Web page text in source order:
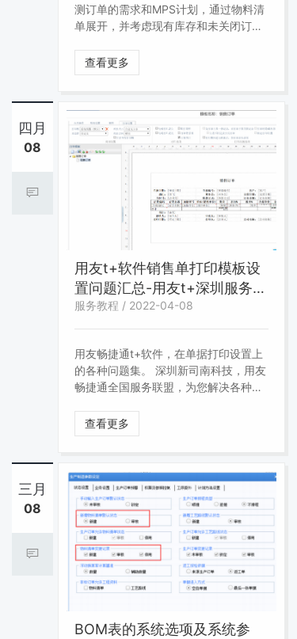
测订单的需求和MPS计划，通过物料清
单展开，并考虑现有库存和未关闭订
件需求数量和日期，以供采购管理、委
外管理、生产订单系统计划之用。
查看更多
四月
08
用友t+软件销售单打印模板设
置问题汇总-用友t+深圳服务中
心
服务教程 / 2022-04-08
用友畅捷通t+软件，在单据打印设置上
的各种问题集。 深圳新司南科技，用友
畅捷通全国服务联盟，为您解决各种用
查看更多
三月
08
BOM表的系统选项及系统参